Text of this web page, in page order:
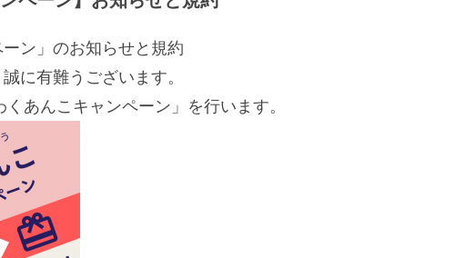
ーン」のお知らせと規約
に有難うございます。
あんこキャンペーン」を行います。